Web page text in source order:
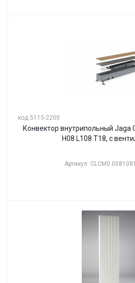
код 5115-2200
Конвектор внутрипольный Jaga
H08 L108 T18, с
Артикул: